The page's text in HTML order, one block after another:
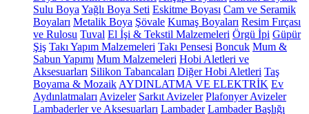
Sulu Boya Yağlı Boya Seti Eskitme Boyası Cam ve Seramik
Boyaları Metalik Boya Şövale Kumaş Boyaları Resim Fırçası
ve Rulosu Tuval El İşi & Tekstil Malzemeleri Örgü İpi Güpür
Şiş Takı Yapım Malzemeleri Takı Pensesi Boncuk Mum &
Sabun Yapımı Mum Malzemeleri Hobi Aletleri ve
Aksesuarları Silikon Tabancaları Diğer Hobi Aletleri Taş
Boyama & Mozaik AYDINLATMA VE ELEKTRİK Ev
Aydınlatmaları Avizeler Sarkıt Avizeler Plafonyer Avizeler
Lambaderler ve Aksesuarları Lambader Lambader Başlığı